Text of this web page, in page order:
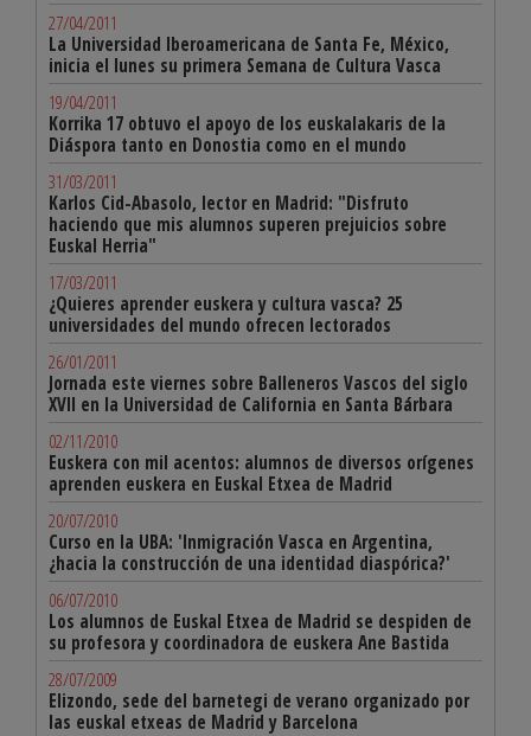
27/04/2011
La Universidad Iberoamericana de Santa Fe, México,
inicia el lunes su primera Semana de Cultura Vasca
19/04/2011
Korrika 17 obtuvo el apoyo de los euskalakaris de la
Diáspora tanto en Donostia como en el mundo
31/03/2011
Karlos Cid-Abasolo, lector en Madrid: "Disfruto
haciendo que mis alumnos superen prejuicios sobre
Euskal Herria"
17/03/2011
¿Quieres aprender euskera y cultura vasca? 25
universidades del mundo ofrecen lectorados
26/01/2011
Jornada este viernes sobre Balleneros Vascos del siglo
XVII en la Universidad de California en Santa Bárbara
02/11/2010
Euskera con mil acentos: alumnos de diversos orígenes
aprenden euskera en Euskal Etxea de Madrid
20/07/2010
Curso en la UBA: 'Inmigración Vasca en Argentina,
¿hacia la construcción de una identidad diaspórica?'
06/07/2010
Los alumnos de Euskal Etxea de Madrid se despiden de
su profesora y coordinadora de euskera Ane Bastida
28/07/2009
Elizondo, sede del barnetegi de verano organizado por
las euskal etxeas de Madrid y Barcelona